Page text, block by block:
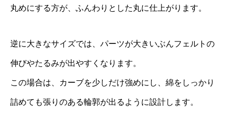
丸めにする方が、ふんわりとした丸に仕上がります。
逆に大きなサイズでは、パーツが大きいぶんフェルトの
伸びやたるみが出やすくなります。
この場合は、カーブを少しだけ強めにし、綿をしっかり
詰めても張りのある輪郭が出るように設計します。